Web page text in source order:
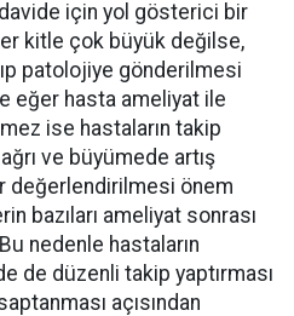
için yol gösterici bir
kitle çok büyük değilse,
patolojiye gönderilmesi
eğer hasta ameliyat ile
ise hastaların takip
ve büyümede artış
değerlendirilmesi önem
bazıları ameliyat sonrası
nedenle hastaların
de düzenli takip yaptırması
açısından